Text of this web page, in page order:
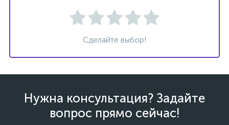
Сделайте выбор!
Нужна консультация? Задайте
вопрос прямо сейчас!